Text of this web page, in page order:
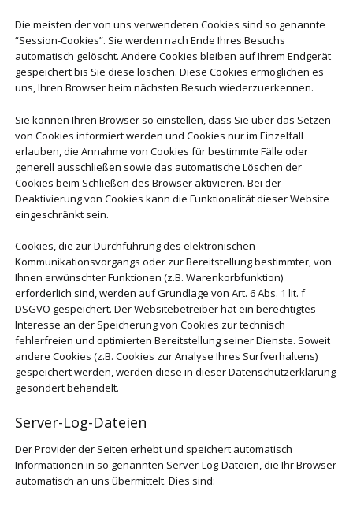
Die meisten der von uns verwendeten Cookies sind so genannte
“Session-Cookies”. Sie werden nach Ende Ihres Besuchs
automatisch gelöscht. Andere Cookies bleiben auf Ihrem Endgerät
gespeichert bis Sie diese löschen. Diese Cookies ermöglichen es
uns, Ihren Browser beim nächsten Besuch wiederzuerkennen.
Sie können Ihren Browser so einstellen, dass Sie über das Setzen
von Cookies informiert werden und Cookies nur im Einzelfall
erlauben, die Annahme von Cookies für bestimmte Fälle oder
generell ausschließen sowie das automatische Löschen der
Cookies beim Schließen des Browser aktivieren. Bei der
Deaktivierung von Cookies kann die Funktionalität dieser Website
eingeschränkt sein.
Cookies, die zur Durchführung des elektronischen
Kommunikationsvorgangs oder zur Bereitstellung bestimmter, von
Ihnen erwünschter Funktionen (z.B. Warenkorbfunktion)
erforderlich sind, werden auf Grundlage von Art. 6 Abs. 1 lit. f
DSGVO gespeichert. Der Websitebetreiber hat ein berechtigtes
Interesse an der Speicherung von Cookies zur technisch
fehlerfreien und optimierten Bereitstellung seiner Dienste. Soweit
andere Cookies (z.B. Cookies zur Analyse Ihres Surfverhaltens)
gespeichert werden, werden diese in dieser Datenschutzerklärung
gesondert behandelt.
Server-Log-Dateien
Der Provider der Seiten erhebt und speichert automatisch
Informationen in so genannten Server-Log-Dateien, die Ihr Browser
automatisch an uns übermittelt. Dies sind: